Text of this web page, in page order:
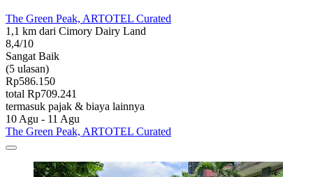
The Green Peak, ARTOTEL Curated
1,1 km dari Cimory Dairy Land
8,4/10
Sangat Baik
(5 ulasan)
Rp586.150
total Rp709.241
termasuk pajak & biaya lainnya
10 Agu - 11 Agu
The Green Peak, ARTOTEL Curated